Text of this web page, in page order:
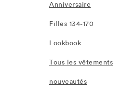
Anniversaire
Filles 134-170
Lookbook
Tous les vêtements
nouveautés